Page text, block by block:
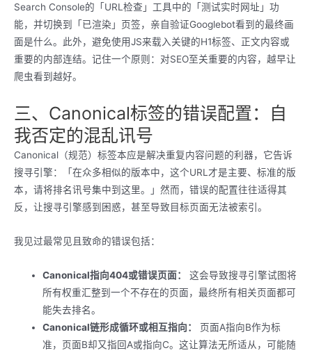
Search Console的「URL检查」工具中的「测试实时网址」功
能，并切换到「已渲染」页签，亲自验证Googlebot看到的最终画
面是什么。此外，避免使用JS来载入关键的H1标签、正文内容或
重要的内部连结。记住一个原则：对SEO至关重要的内容，越早让
爬虫看到越好。
三、Canonical标签的错误配置：自
我否定的混乱讯号
Canonical（规范）标签本应是解决重复内容问题的利器，它告诉
搜寻引擎：「在众多相似的版本中，这个URL才是主要、标准的版
本，请将排名讯号集中到这里。」然而，错误的配置往往适得其
反，让搜寻引擎感到困惑，甚至导致目标页面无法被索引。
我见过最常见且致命的错误包括：
Canonical指向404或错误页面：
这会导致搜寻引擎试图将
所有权重汇整到一个不存在的页面，最终所有相关页面都可
能失去排名。
Canonical链形成循环或相互指向：
页面A指向B作为标
准，页面B却又指回A或指向C。这让算法无所适从，可能随